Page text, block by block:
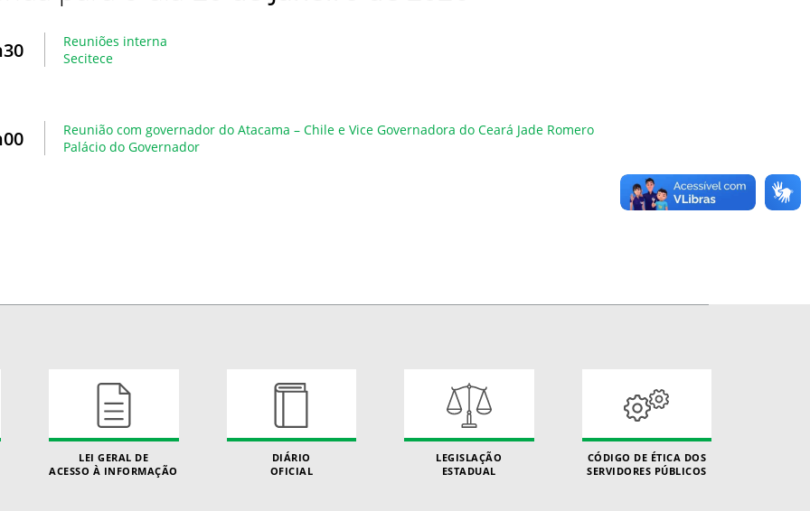
Reuniões interna
Secitece
Reunião com governador do Atacama – Chile e Vice Governadora do Ceará Jade Romero
Palácio do Governador
LEI GERAL DE
ACESSO À INFORMAÇÃO
DIÁRIO
OFICIAL
LEGISLAÇÃO
ESTADUAL
CÓDIGO DE ÉTICA DOS
SERVIDORES PÚBLICOS